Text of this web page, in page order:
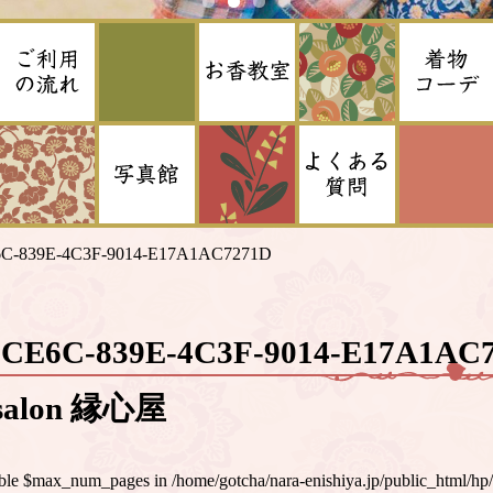
839E-4C3F-9014-E17A1AC7271D
839E-4C3F-9014-
縁心屋
$max_num_pages in /home/gotcha/nara-enishiya.jp/public_html/